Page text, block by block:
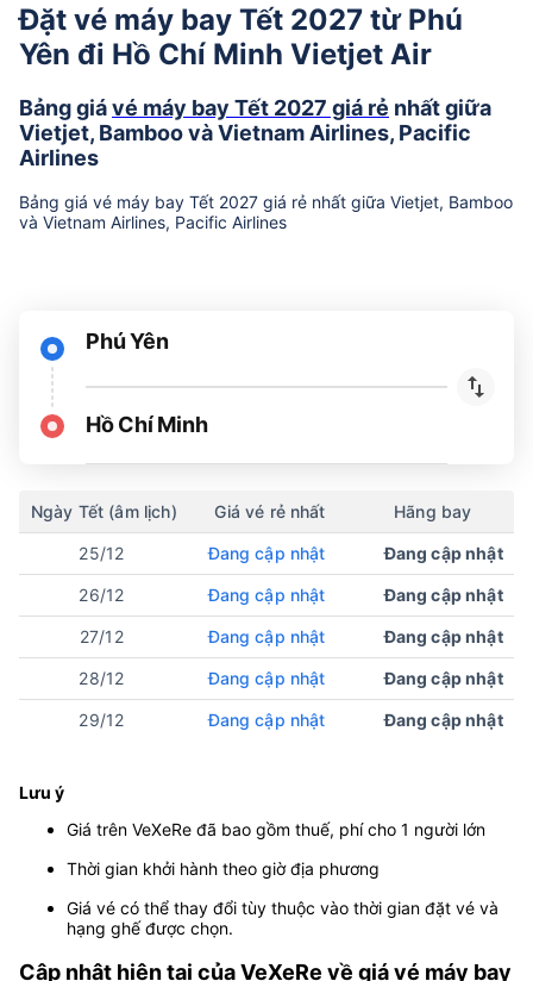
Đặt vé máy bay Tết 2027 từ Phú
Yên đi Hồ Chí Minh Vietjet Air
Bảng giávé máy bay Tết 2027 giá rẻ nhất giữa
Vietjet, Bamboo và Vietnam Airlines, Pacific
Airlines
Bảng giá vé máy bay Tết 2027 giá rẻ nhất giữa Vietjet, Bamboo
và Vietnam Airlines, Pacific Airlines
Phú Yên
Hồ Chí Minh
Ngày Tết (âm lịch) Giá vé rẻ nhất Hãng bay
25/12 Đang cập nhật Đang cập nhật
26/12 Đang cập nhật Đang cập nhật
27/12 Đang cập nhật Đang cập nhật
28/12 Đang cập nhật Đang cập nhật
29/12 Đang cập nhật Đang cập nhật
Lưu ý
Giá trên VeXeRe đã bao gồm thuế, phí cho 1 người lớn
Thời gian khởi hành theo giờ địa phương
Giá vé có thể thay đổi tùy thuộc vào thời gian đặt vé và
hạng ghế được chọn.
Cập nhật hiện tại của VeXeRe về giá vé máy bay